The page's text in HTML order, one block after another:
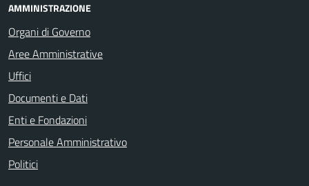
AMMINISTRAZIONE
Organi di Governo
Aree Amministrative
Uffici
Documenti e Dati
Enti e Fondazioni
Personale Amministrativo
Politici